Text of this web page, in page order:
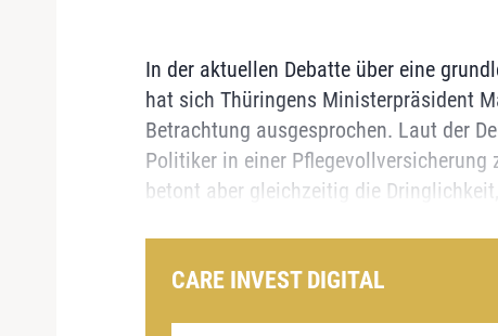
In der aktuellen Debatte über eine
hat sich Thüringens Ministerpräsident
Betrachtung ausgesprochen. Laut der
Politiker in einer
betont aber gleichzeitig die
CARE INVEST DIGITAL